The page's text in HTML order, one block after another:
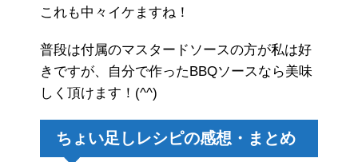
これも中々イケますね！
普段は付属のマスタードソースの方が私は好
きですが、自分で作ったBBQソースなら美味
しく頂けます！(^^)
ちょい足しレシピの感想・まとめ